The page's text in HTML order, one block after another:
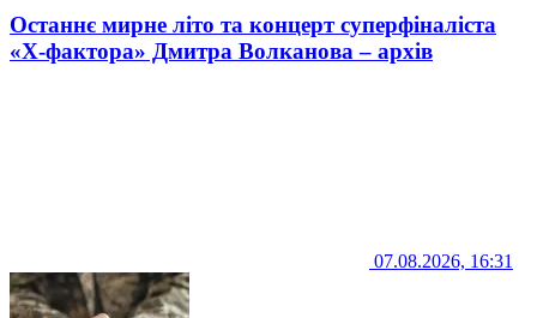
Останнє мирне літо та концерт суперфіналіста
«Х-фактора» Дмитра Волканова – архів
07.08.2026, 16:31